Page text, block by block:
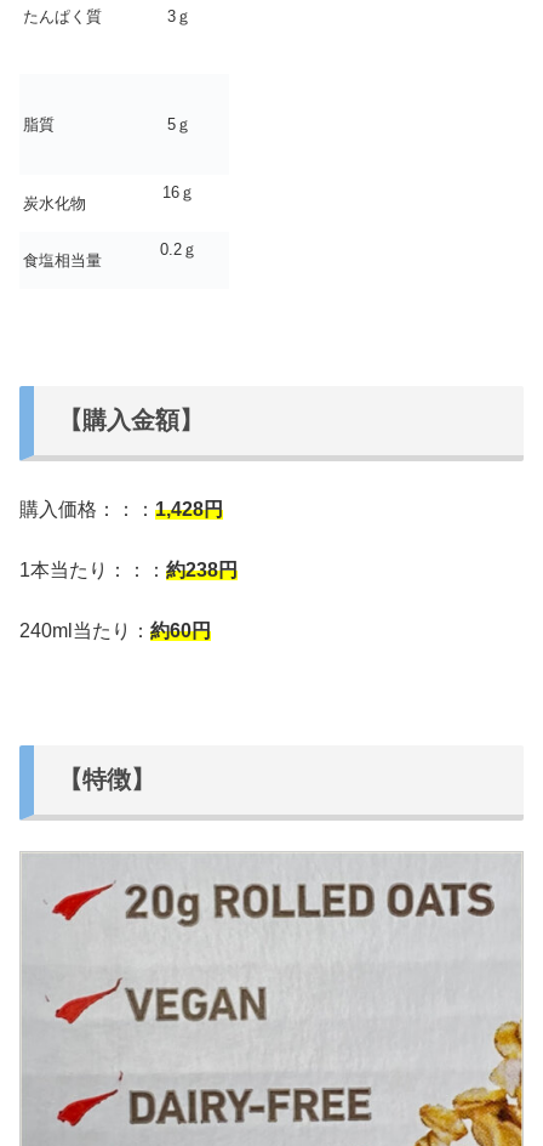
たんぱく質 3ｇ
脂質 5ｇ
炭水化物
16ｇ
食塩相当量
0.2ｇ
【購入金額】
購入価格：：： 1,428円
1本当たり：：： 約238円
240ml当たり： 約60円
【特徴】